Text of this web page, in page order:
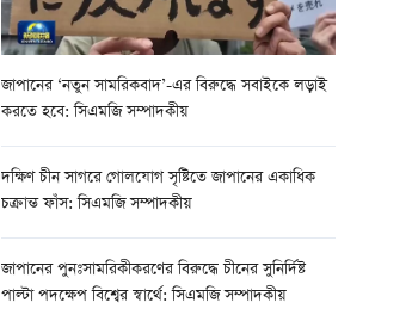
জাপানের ‘নতুন সামরিকবাদ’-এর বিরুদ্ধে সবাইকে লড়াই
করতে হবে: সিএমজি সম্পাদকীয়
দক্ষিণ চীন সাগরে গোলযোগ সৃষ্টিতে জাপানের একাধিক
চক্রান্ত ফাঁস: সিএমজি সম্পাদকীয়
জাপানের পুনঃসামরিকীকরণের বিরুদ্ধে চীনের সুনির্দিষ্ট
পাল্টা পদক্ষেপ বিশ্বের স্বার্থে: সিএমজি সম্পাদকীয়